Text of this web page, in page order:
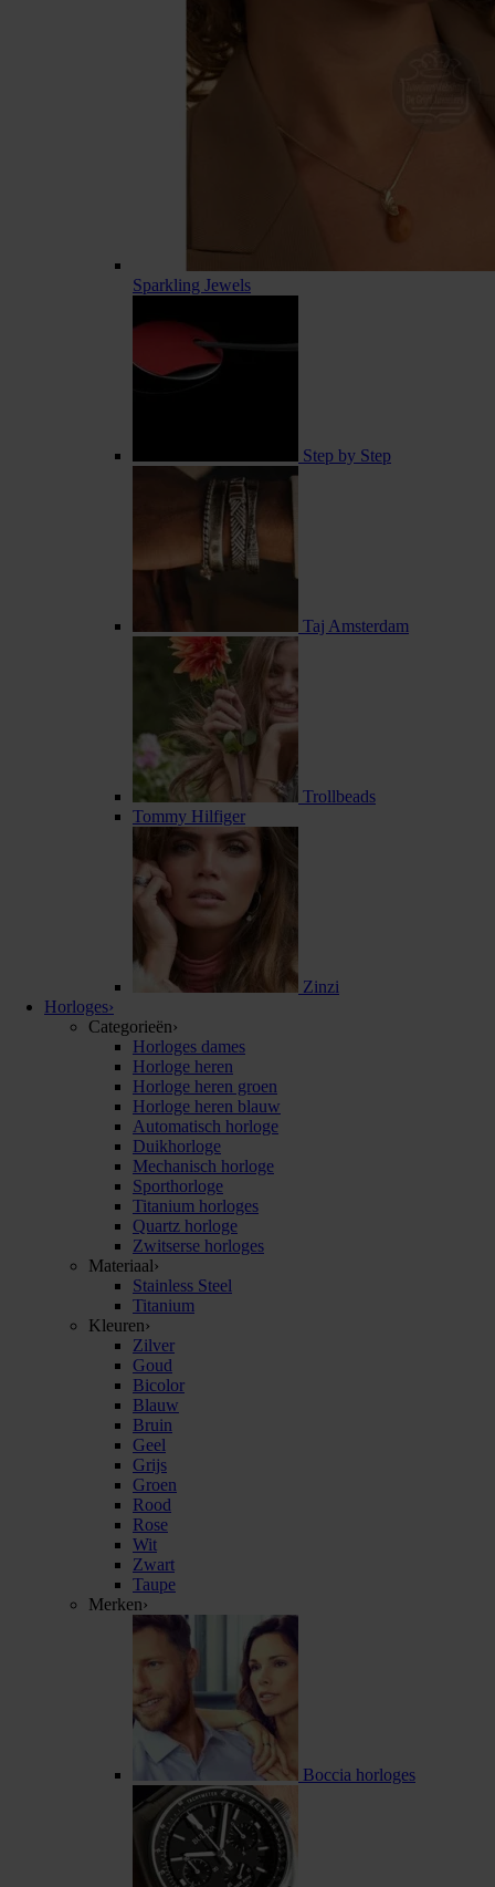
Sparkling Jewels
Step by Step
Taj Amsterdam
Trollbeads
Tommy Hilfiger
Zinzi
Horloges›
Categorieën›
Horloges dames
Horloge heren
Horloge heren groen
Horloge heren blauw
Automatisch horloge
Duikhorloge
Mechanisch horloge
Sporthorloge
Titanium horloges
Quartz horloge
Zwitserse horloges
Materiaal›
Stainless Steel
Titanium
Kleuren›
Zilver
Goud
Bicolor
Blauw
Bruin
Geel
Grijs
Groen
Rood
Rose
Wit
Zwart
Taupe
Merken›
Boccia horloges